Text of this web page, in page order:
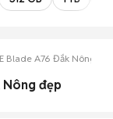
Blade A76 Đắk Nông
đẹp